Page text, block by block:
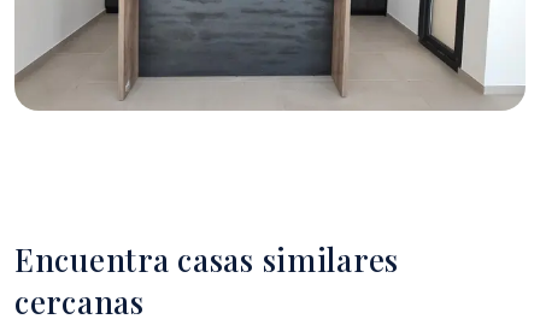
Encuentra casas similares
cercanas